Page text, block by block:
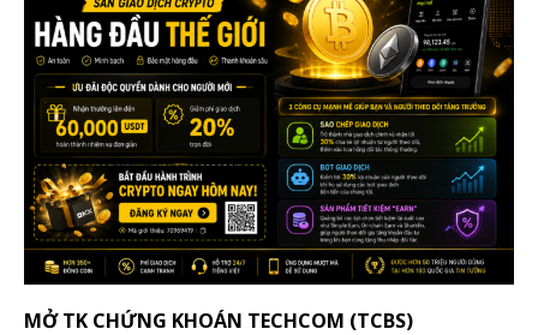
MỞ TK CHỨNG KHOÁN TECHCOM (TCBS)